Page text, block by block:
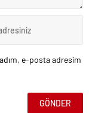
e-posta adresim